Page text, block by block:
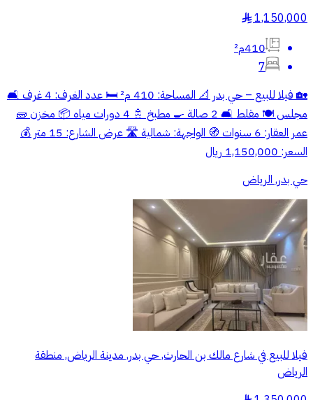
1,150,000
§
410م²
7
🏡 فيلا للبيع – حي بدر 📐 المساحة: 410 م² 🛏️ عدد الغرف: 4 غرف 🛋️
مجلس 🍽️ مقلط 🛋️ 2 صالة 🍳 مطبخ 🚿 4 دورات مياه 📦 مخزن 🧱
عمر العقار: 6 سنوات 🧭 الواجهة: شمالية 🛣️ عرض الشارع: 15 متر 💰
السعر: 1,150,000 ريال
حي بدر, الرياض
فيلا للبيع في شارع مالك بن الحارث, حي بدر, مدينة الرياض, منطقة
الرياض